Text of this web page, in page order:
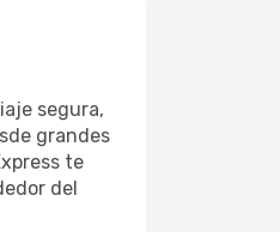
segura,
grandes
te
del